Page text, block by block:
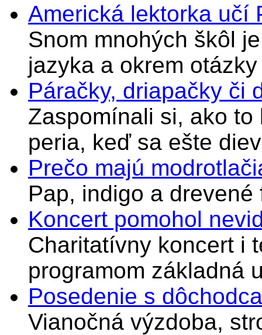
Americká lektorka učí
Snom mnohých škôl
jazyka a okrem
Páračky, driapačky či
Zaspomínali si, ako
peria, keď sa ešte
Prečo majú
Pap, indigo a drevené
Koncert pomohol
Charitatívny koncert i
programom základná
Posedenie s
Vianočná výzdoba,